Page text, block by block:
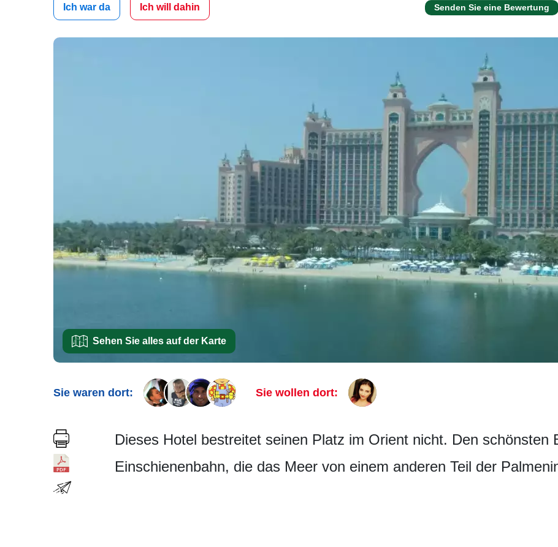
Ich war da Ich will dahin Senden Sie eine Bewertung
Sehen Sie alles auf der Karte
Sie waren dort: Sie wollen dort:
Dieses Hotel bestreitet seinen Platz im Orient nicht. Den schönsten
Einschienenbahn, die das Meer von einem anderen Teil der